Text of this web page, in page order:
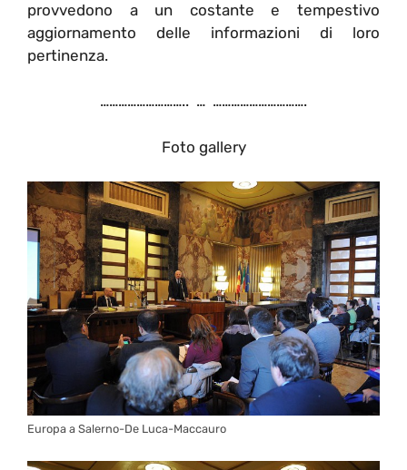
provvedono a un costante e tempestivo
aggiornamento delle informazioni di loro
pertinenza.
……………………….. … ………………………….
Foto gallery
Europa a Salerno-De Luca-Maccauro